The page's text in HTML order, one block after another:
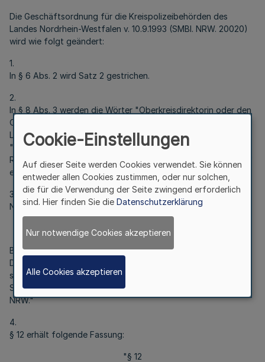
Die Geschäftsordnung für die Kreispolizeibehörden des
Landes Nordrhein-Westfalen v. 10.9.1993 (SMBl. NRW. 20020)
wird wie folgt geändert:
1.
In § 6 Abs. 2 wird Satz 2 gestrichen.
2.
In § 8 Abs. 3 werden die Wörter "Oberkreisdirektorin oder den
Oberkreisdirektor" durch die Wörter "Landrätin oder den
Landrat", die Zahlen "39" und "2" durch die Zahlen "47" und
"1", ersetzt. In § 8 Abs. 4 werden die Wörter "der
Regierungspräsident" durch die Wörter "die Bezirksregierung"
ersetzt.
3.
Nach § 10 wird folgender § 10a eingefügt:
"§ 10a
Bei jeder Kreispolizeibehörde wird eine
Datenschutzbeauftragte oder ein Datenschutzbeauftragter
sowie ihre oder seine Vertretung bestellt. Die dienstliche
Stellung, Aufgaben und Rechte ergeben sich aus § 32a DSG
NRW."
4.
§ 12 erhält folgende Fassung:
"§ 12
Cookie-Einstellungen
Auf dieser Seite werden Cookies verwendet. Sie können
entweder allen Cookies zustimmen, oder nur solchen,
die für die Verwendung der Seite zwingend erforderlich
sind. Hier finden Sie die Datenschutzerklärung
Nur notwendige Cookies akzeptieren
Alle Cookies akzeptieren